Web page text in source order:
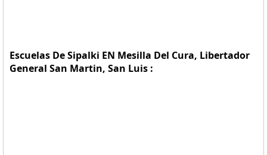
Escuelas De Sipalki EN Mesilla Del Cura, Libertador
General San Martin, San Luis :